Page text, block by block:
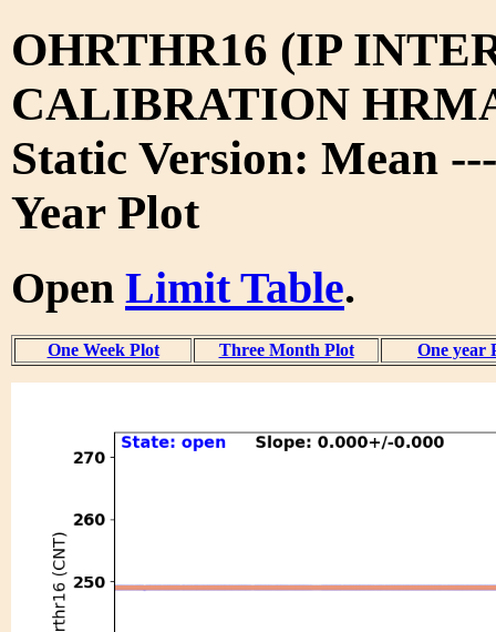
OHRTHR16 (IP
CALIBRATION
Static Version: Mean
Year Plot
Open Limit Table.
One Week Plot Three Month Plot One year